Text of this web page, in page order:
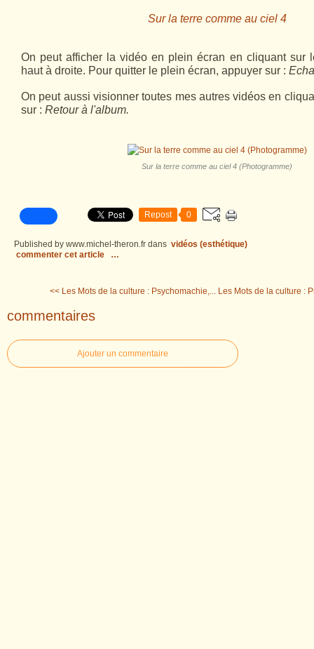
Sur la terre comme au ciel 4
On peut afficher la vidéo en plein écran en cliquant sur
haut à droite. Pour quitter le plein écran, appuyer sur :
On peut aussi visionner toutes mes autres vidéos en
sur : Retour à l'album.
Sur la terre comme au ciel 4 (Photogramme)
Repost 0
Published by www.michel-theron.fr dans vidéos (esthétique)
commenter cet article
…
<< Les Mots de la culture : Psychomachie,... Les Mots de la culture :
commentaires
Ajouter un commentaire